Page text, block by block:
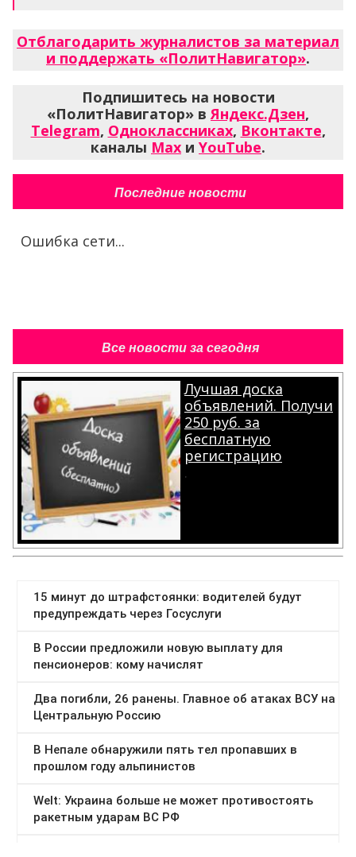
Отблагодарить журналистов за материал
и поддержать «ПолитНавигатор».
Подпишитесь на новости
«ПолитНавигатор» вЯндекс.Дзен,
Telegram, Одноклассниках, Вконтакте,
каналы Max и YouTube.
Последние новости
Ошибка сети...
Все новости за сегодня
Лучшая доска
объявлений. Получи
250 руб. за
бесплатную
регистрацию
.